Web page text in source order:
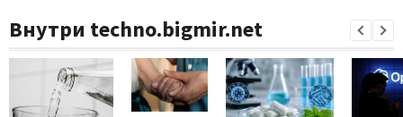
Внутри techno.bigmir.net